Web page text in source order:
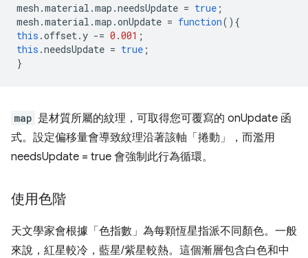
mesh .material .map .needsUpdate = true ;
mesh .material .map .onUpdate = function(){
this .offset .y -= 0.001 ;
this .needsUpdate = true ;
}
map 是材質所屬的紋理，可取得您可覆寫的 onUpdate 函
式。設定偏移量會導致紋理沿著該軸「捲動」，而濫用
needsUpdate = true 會強制此行為循環。
使用色階
天文學家會根據「色指數」為每顆恆星指派不同顏色。一般
來說，紅星較冷，藍星/紫星較熱。這個漸層包含白色和中